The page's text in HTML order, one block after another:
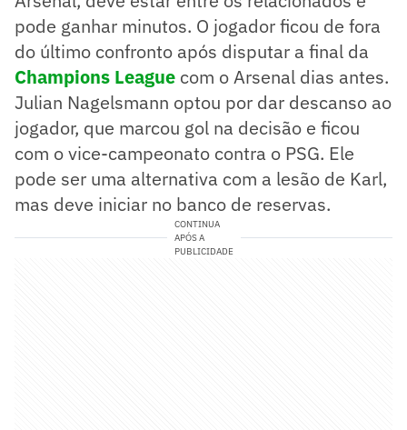
pode ganhar minutos. O jogador ficou de fora
do último confronto após disputar a final da
Champions League com o Arsenal dias antes.
Julian Nagelsmann optou por dar descanso ao
jogador, que marcou gol na decisão e ficou
com o vice-campeonato contra o PSG. Ele
pode ser uma alternativa com a lesão de Karl,
mas deve iniciar no banco de reservas.
CONTINUA
APÓS A
PUBLICIDADE